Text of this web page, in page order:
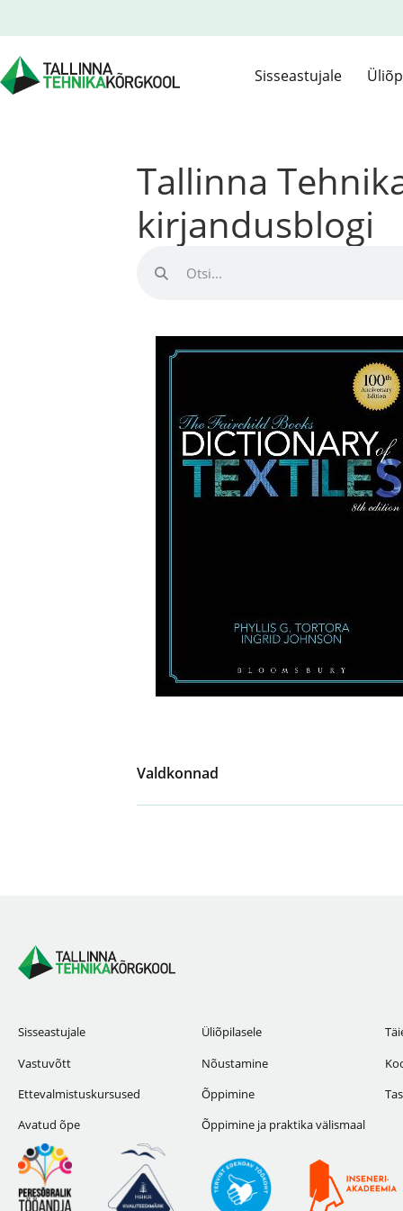
Sisseastujale
Tallinna
kirjandusblogi
Valdkonnad
Sisseastujale
Vastuvõtt
Ettevalmistuskursused
Avatud õpe
Üliõpilasele
Nõustamine
Õppimine
Õppimine ja praktika välismaal